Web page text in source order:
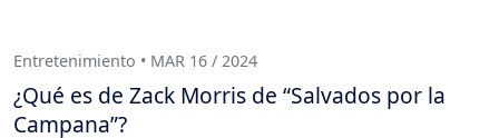
Entretenimiento • MAR 16 / 2024
¿Qué es de Zack Morris de “Salvados por la
Campana”?